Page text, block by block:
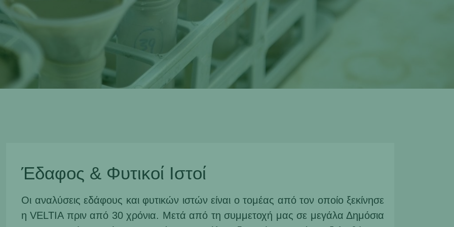
Έδαφος & Φυτικοί Ιστοί
Οι αναλύσεις εδάφους και φυτικών ιστών είναι ο τομέας από τον οποίο ξεκίνησε
η VELTIA πριν από 30 χρόνια. Μετά από τη συμμετοχή μας σε μεγάλα Δημόσια